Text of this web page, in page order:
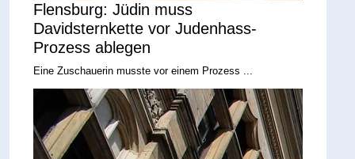
Flensburg: Jüdin muss
Davidsternkette vor Judenhass-
Prozess ablegen
Eine Zuschauerin musste vor einem Prozess ...